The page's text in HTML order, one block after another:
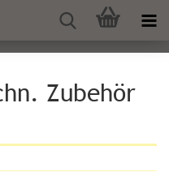
Zubehör